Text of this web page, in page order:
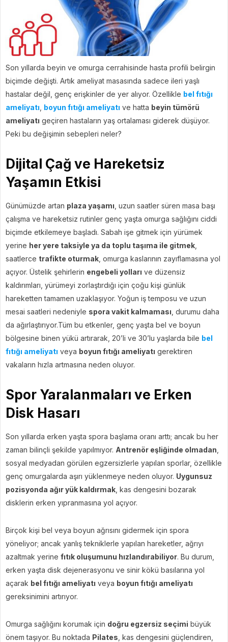
Son yıllarda beyin ve omurga cerrahisinde hasta profili belirgin
biçimde değişti. Artık ameliyat masasında sadece ileri yaşlı
hastalar değil, genç erişkinler de yer alıyor. Özellikle bel fıtığı
ameliyatı boyun fıtığı ameliyatı ve hatta beyin tümörü
ameliyatı geçiren hastaların yaş ortalaması giderek düşüyor.
Peki bu değişimin sebepleri neler?
Dijital Çağ ve Hareketsiz
Yaşamın Etkisi
Günümüzde artan plaza yaşamı , uzun saatler süren masa başı
çalışma ve hareketsiz rutinler genç yaşta omurga sağlığını ciddi
biçimde etkilemeye başladı. Sabah işe gitmek için yürümek
yerine her yere taksiyle ya da toplu taşıma ile gitmek
saatlerce trafikte oturmak , omurga kaslarının zayıflamasına yol
açıyor. Üstelik şehirlerin engebeli yolları ve düzensiz
kaldırımları, yürümeyi zorlaştırdığı için çoğu kişi günlük
hareketten tamamen uzaklaşıyor. Yoğun iş temposu ve uzun
mesai saatleri nedeniyle spora vakit kalmaması , durumu daha
da ağırlaştırıyor.Tüm bu etkenler, genç yaşta bel ve boyun
bölgesine binen yükü artırarak, 20’li ve 30’lu yaşlarda bile bel
fıtığı ameliyatı veya boyun fıtığı ameliyatı gerektiren
vakaların hızla artmasına neden oluyor.
Spor Yaralanmaları ve Erken
Disk Hasarı
Son yıllarda erken yaşta spora başlama oranı arttı; ancak bu her
zaman bilinçli şekilde yapılmıyor. Antrenör eşliğinde olmadan
sosyal medyadan görülen egzersizlerle yapılan sporlar, özellikle
genç omurgalarda aşırı yüklenmeye neden oluyor. Uygunsuz
pozisyonda ağır yük kaldırmak , kas dengesini bozarak
disklerin erken yıpranmasına yol açıyor.
Birçok kişi bel veya boyun ağrısını gidermek için spora
yöneliyor; ancak yanlış tekniklerle yapılan hareketler, ağrıyı
azaltmak yerine fıtık oluşumunu hızlandırabiliyor. Bu durum,
erken yaşta disk dejenerasyonu ve sinir kökü basılarına yol
açarak bel fıtığı ameliyatı veya boyun fıtığı ameliyatı
gereksinimini artırıyor.
Omurga sağlığını korumak için doğru egzersiz seçimi büyük
önem taşıyor. Bu noktada Pilates , kas dengesini güçlendiren,